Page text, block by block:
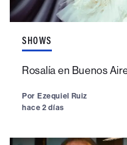
SHOWS
Rosalía en Buenos
Por Ezequiel Ruiz
hace 2 días